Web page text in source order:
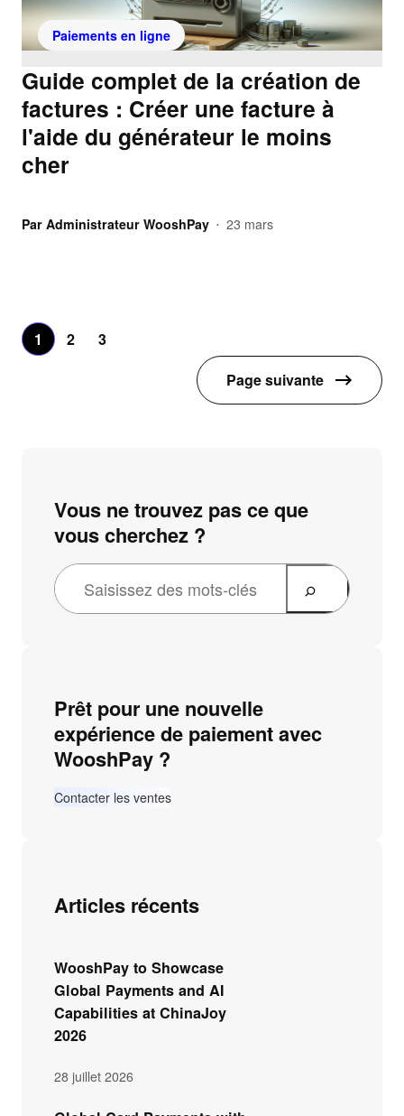
Paiements en ligne
Guide complet de la création de
factures : Créer une facture à
l'aide du générateur le moins
cher
Par Administrateur WooshPay • 23 mars
1 2
3
Page suivante
Vous ne trouvez pas ce que
vous cherchez ?
R
e
r
c
h
Prêt pour une nouvelle
expérience de paiement avec
WooshPay ?
Contacter les ventes
Articles récents
WooshPay to Showcase
Global Payments and AI
Capabilities at ChinaJoy
2026
28 juillet 2026